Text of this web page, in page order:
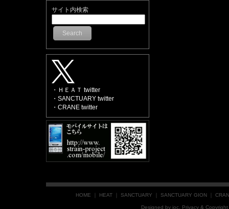
サイト内検索
Search
・ＨＥＡＴ twitter
・SANCTUARY twitter
・CRANE twitter
HOME HEAT SANCTUARY SANCTUARY GION
Designed by joc . Privacy &